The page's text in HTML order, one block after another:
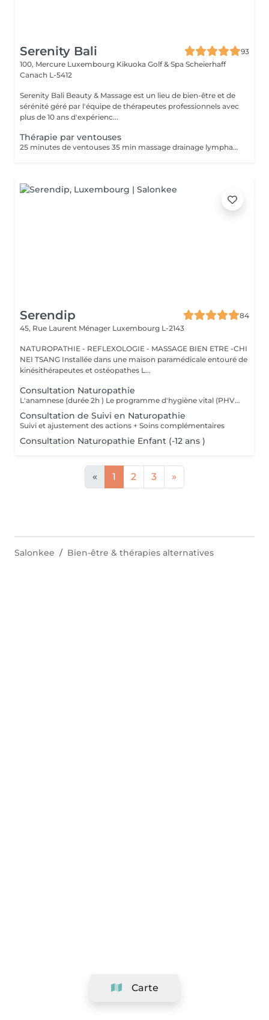
Serenity Bali
93
100, Mercure Luxembourg Kikuoka Golf & Spa Scheierhaff
Canach L-5412
Serenity Bali Beauty & Massage est un lieu de bien-être et de
sérénité géré par l'équipe de thérapeutes professionnels avec
plus de 10 ans d'expérienc...
Thérapie par ventouses
25 minutes de ventouses 35 min massage drainage lymphatique. Une forme ancienne de médecine alternative dans laquelle un thérapeute place des ventouses spéciales sur votre peau pendant quelques minutes pour créer une aspiration. Les gens l'obtiennent à de nombreuses fins, notamment pour soulager la douleur, l'inflammation, la circulation sanguine, la relaxation et le bien-être, et comme type de massage des tissus profonds.
Serendip
84
45, Rue Laurent Ménager Luxembourg L-2143
NATUROPATHIE - REFLEXOLOGIE - MASSAGE BIEN ETRE -CHI
NEI TSANG Installée dans une maison paramédicale entouré de
kinésithérapeutes et ostéopathes L...
Consultation Naturopathie
L'anamnese (durée 2h ) Le programme d'hygiène vital (PHV) Je vous remettrai un programme d'hygiène vital, par mail, sous quelques jours , Il est constitué de conseils naturopathiques personnalisés et dédiés pour une prise en charge globale des différents plans de la santé (alimentation, activités physiques, gestion psycho-émotionnel) et pourra être complété selon le cas par des complémentations nutritionnelles. Nous ferons un point par téléphone afin de vous donner plus amples explications sur ces conseils.
Consultation de Suivi en Naturopathie
Suivi et ajustement des actions + Soins complémentaires
Consultation Naturopathie Enfant (-12 ans )
« 1 2 3 »
Carte
Salonkee Bien-être & thérapies alternatives